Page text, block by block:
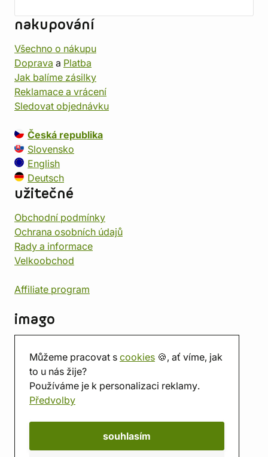
Můžeme pracovat s cookies 🍪, ať víme, jak
to u nás žije?
Používáme je k personalizaci reklamy.
Předvolby
souhlasím
nakupování
Všechno o nákupu
Doprava a Platba
Jak balíme zásilky
Reklamace a vrácení
Sledovat objednávku
Česká republika
Slovensko
English
Deutsch
užitečné
Obchodní podmínky
Ochrana osobních údajů
Rady a informace
Velkoobchod
Affiliate program
imago
Prodejna
Herna
O nás
Hodnocení obchodu